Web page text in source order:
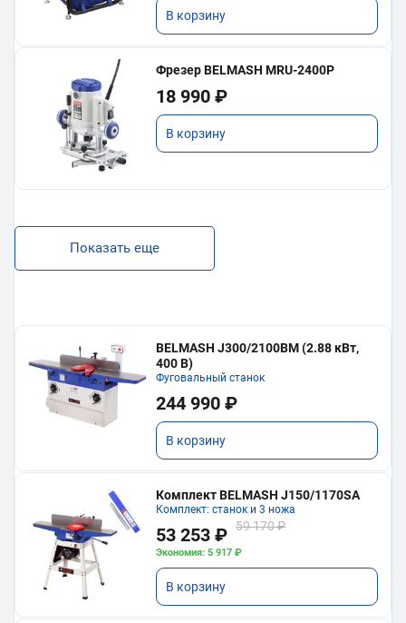
В корзину
Фрезер BELMASH MRU-2400P
18 990 ₽
В корзину
Показать еще
BELMASH J300/2100ВМ (2.88 кВт,
400 В)
Фуговальный станок
244 990 ₽
В корзину
Комплект BELMASH J150/1170SA
Комплект: станок и 3 ножа
53 253 ₽ 59 170 ₽
Экономия: 5 917 ₽
В корзину